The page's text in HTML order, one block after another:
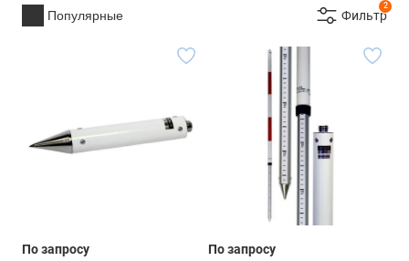
Популярные
2
Фильтр
По запросу
По запросу